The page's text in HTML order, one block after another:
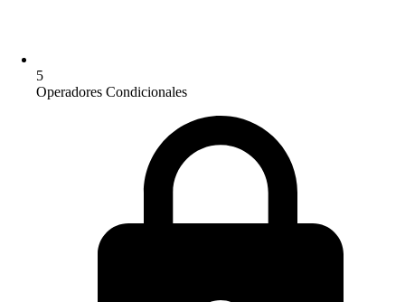
5
Operadores Condicionales